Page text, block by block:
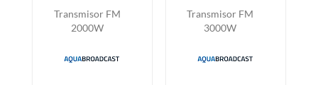
Transmisor FM
2000W
Transmisor FM
3000W